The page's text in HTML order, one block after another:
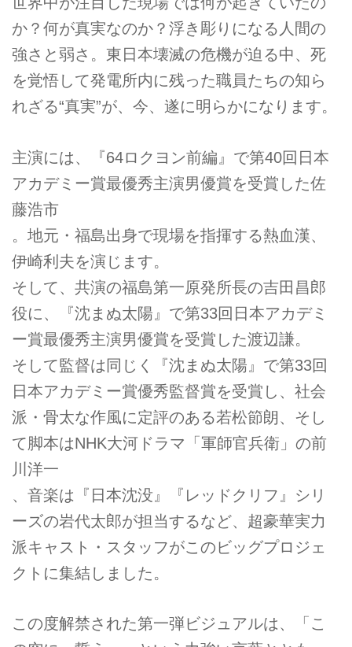
か？何が真実なのか？浮き彫りになる人間の
強さと弱さ。東日本壊滅の危機が迫る中、死
を覚悟して発電所内に残った職員たちの知ら
れざる“真実”が、今、遂に明らかになります。
主演には、『64ロクヨン前編』で第40回日本
アカデミー賞最優秀主演男優賞を受賞した佐
藤浩市
。地元・福島出身で現場を指揮する熱血漢、
伊崎利夫を演じます。
そして、共演の福島第一原発所長の吉田昌郎
役に、『沈まぬ太陽』で第33回日本アカデミ
ー賞最優秀主演男優賞を受賞した渡辺謙。
そして監督は同じく『沈まぬ太陽』で第33回
日本アカデミー賞優秀監督賞を受賞し、社会
派・骨太な作風に定評のある若松節朗、そし
て脚本はNHK大河ドラマ「軍師官兵衛」の前
川洋一
、音楽は『日本沈没』『レッドクリフ』シリ
ーズの岩代太郎が担当するなど、超豪華実力
派キャスト・スタッフがこのビッグプロジェ
クトに集結しました。
この度解禁された第一弾ビジュアルは、「こ